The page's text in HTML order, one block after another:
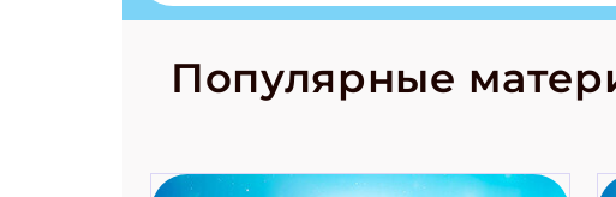
странные слова
космические
Популярные